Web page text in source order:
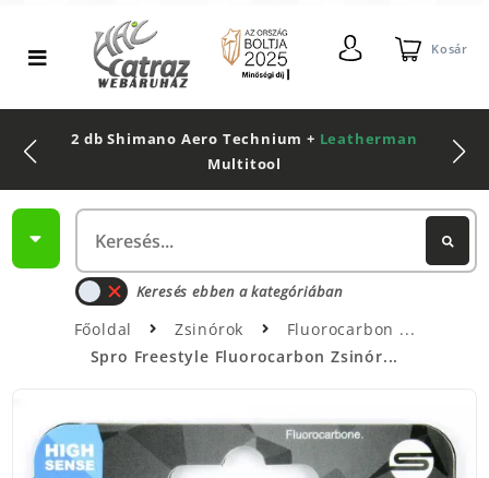
Kosár
2 db Shimano Aero Technium + Leatherman
Multitool
Keresés ebben a kategóriában
Főoldal Zsinórok
Fluorocarbon
Spro Freestyle Fluorocarbon Zsinór...